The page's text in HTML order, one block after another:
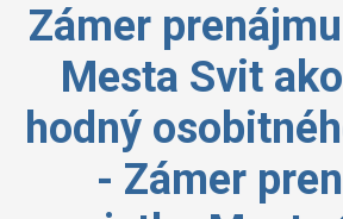
Zámer
Mesta Svit
hodný
- Zámer